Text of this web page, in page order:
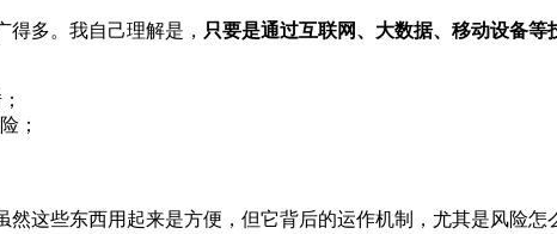
多。我自己理解是， 只要是通过互联网、大数据、移动设备
；
这些东西用起来是方便，但它背后的运作机制，尤其是风险